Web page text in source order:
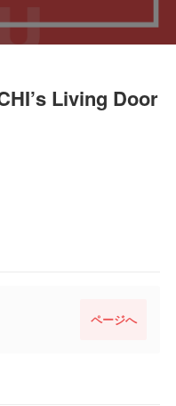
Living Door
ページへ